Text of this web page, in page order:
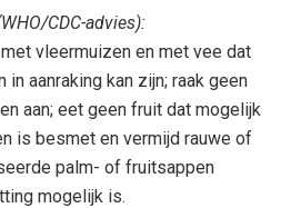
CDC-advies):
vleermuizen en met vee dat
in aanraking kan zijn; raak geen
aan; eet geen fruit dat mogelijk
is besmet en vermijd rauwe of
palm- of fruitsappen
mogelijk is.